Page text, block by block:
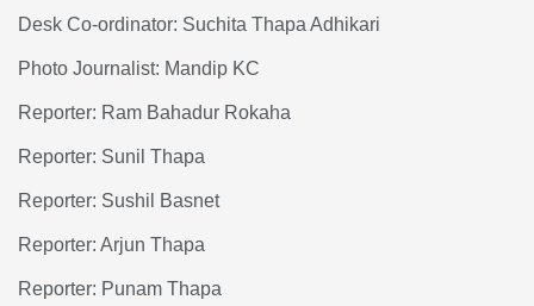
Desk Co-ordinator: Suchita Thapa Adhikari
Photo Journalist: Mandip KC
Reporter: Ram Bahadur Rokaha
Reporter: Sunil Thapa
Reporter: Sushil Basnet
Reporter: Arjun Thapa
Reporter: Punam Thapa